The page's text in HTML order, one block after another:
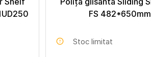
FS 482*650mm
Stoc limitat